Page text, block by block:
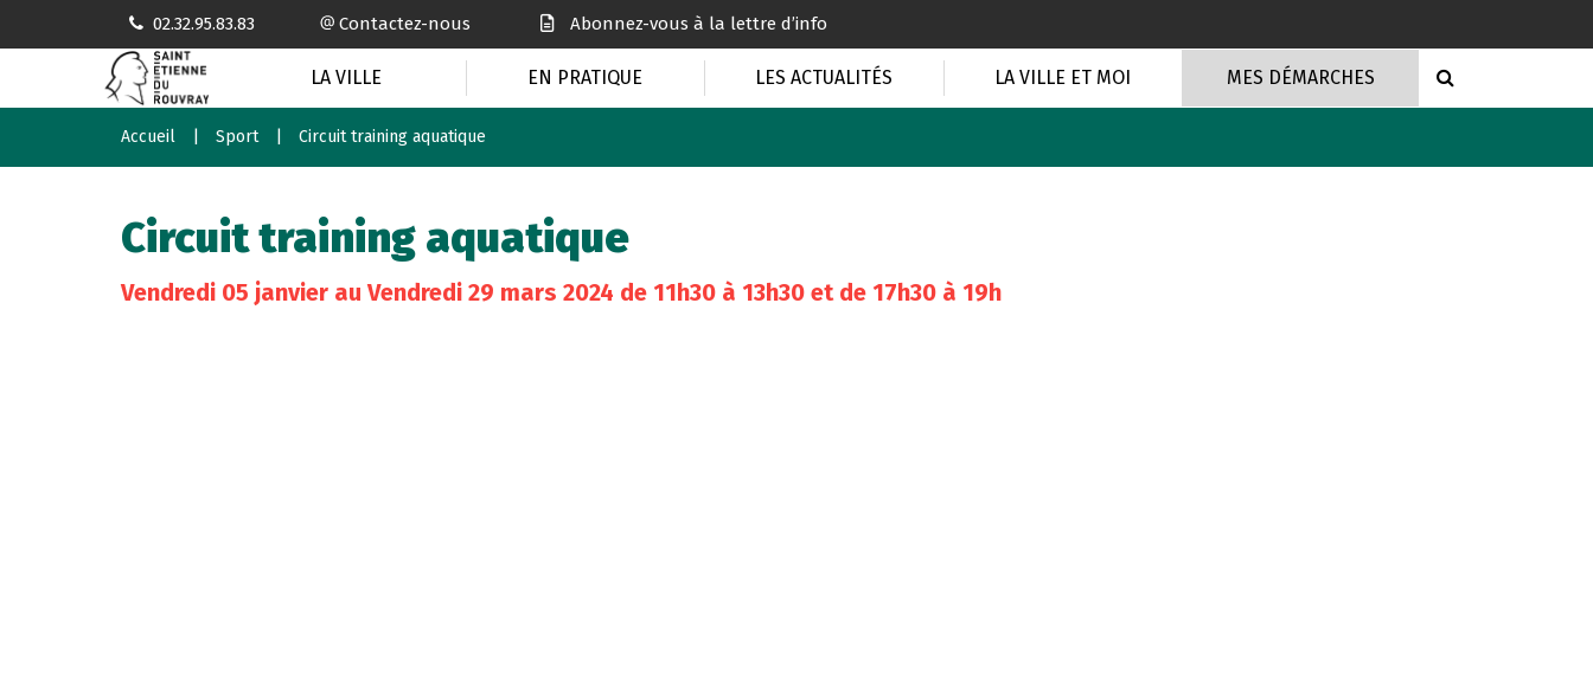
02.32.95.83.83 Contactez-nous Abonnez-vous à la lettre d’info
LA VILLE EN PRATIQUE LES ACTUALITÉS LA VILLE ET MOI MES DÉMARCHES
Accueil Sport Circuit training aquatique
Circuit training aquatique
Vendredi 05 janvier auVendredi 29 mars 2024 de 11h30 à 13h30 et de 17h30 à 19h